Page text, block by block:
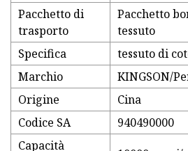
Pacchetto di
trasporto
Pacchetto
tessuto
Specifica
tessuto di
Marchio
KINGSON/
Origine
Cina
Codice SA
940490000
Capacità